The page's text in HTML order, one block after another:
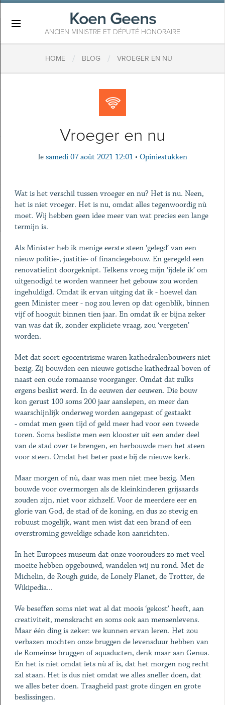
Koen Geens
ANCIEN MINISTRE ET DÉPUTÉ HONORAIRE
HOME / BLOG / VROEGER EN NU
Vroeger en nu
le samedi 07 août 2021 12:01 • Opiniestukken
Wat is het verschil tussen vroeger en nu? Het is nu. Neen,
het is niet vroeger. Het is nu, omdat alles tegenwoordig nù
moet. Wij hebben geen idee meer van wat precies een lange
termijn is.
Als Minister heb ik menige eerste steen ‘gelegd’ van een
nieuw politie-, justitie- of financiegebouw. En geregeld een
renovatielint doorgeknipt. Telkens vroeg mijn ‘ijdele ik’ om
uitgenodigd te worden wanneer het gebouw zou worden
ingehuldigd. Omdat ik ervan uitging dat ik - hoewel dan
geen Minister meer - nog zou leven op dat ogenblik, binnen
vijf of hooguit binnen tien jaar. En omdat ik er bijna zeker
van was dat ik, zonder expliciete vraag, zou ‘vergeten’
worden.
Met dat soort egocentrisme waren kathedralenbouwers niet
bezig. Zij bouwden een nieuwe gotische kathedraal boven of
naast een oude romaanse voorganger. Omdat dat zulks
ergens beslist werd. In de eeuwen der eeuwen. Die bouw
kon gerust 100 soms 200 jaar aanslepen, en meer dan
waarschijnlijk onderweg worden aangepast of gestaakt
- omdat men geen tijd of geld meer had voor een tweede
toren. Soms besliste men een klooster uit een ander deel
van de stad over te brengen, en herbouwde men het steen
voor steen. Omdat het beter paste bij de nieuwe kerk.
Maar morgen of nù, daar was men niet mee bezig. Men
bouwde voor overmorgen als de kleinkinderen grijsaards
zouden zijn, niet voor zichzelf. Voor de meerdere eer en
glorie van God, de stad of de koning, en dus zo stevig en
robuust mogelijk, want men wist dat een brand of een
overstroming geweldige schade kon aanrichten.
In het Europees museum dat onze voorouders zo met veel
moeite hebben opgebouwd, wandelen wij nu rond. Met de
Michelin, de Rough guide, de Lonely Planet, de Trotter, de
Wikipedia...
We beseffen soms niet wat al dat moois ‘gekost’ heeft, aan
creativiteit, menskracht en soms ook aan mensenlevens.
Maar één ding is zeker: we kunnen ervan leren. Het zou
verbazen mochten onze bruggen de levensduur hebben van
de Romeinse bruggen of aquaducten, denk maar aan Genua.
En het is niet omdat iets nù af is, dat het morgen nog recht
zal staan. Het is dus niet omdat we alles sneller doen, dat
we alles beter doen. Traagheid past grote dingen en grote
beslissingen.